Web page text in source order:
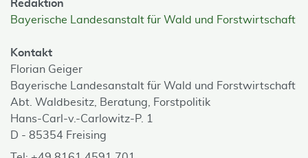
Redaktion
Bayerische Landesanstalt für Wald und Forstwirtschaft
Kontakt
Florian Geiger
Bayerische Landesanstalt für Wald und Forstwirtschaft
Abt. Waldbesitz, Beratung, Forstpolitik
Hans-Carl-v.-Carlowitz-P. 1
D - 85354 Freising